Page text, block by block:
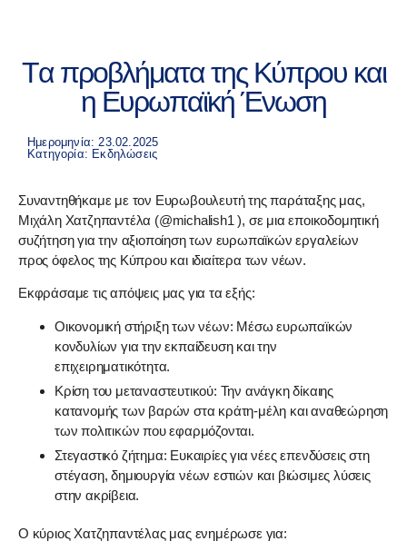
Tα προβλήματα της Κύπρου και
η Ευρωπαϊκή Ένωση
Ημερομηνία: 23.02.2025
Κατηγορία: Εκδηλώσεις
Συναντηθήκαμε με τον Ευρωβουλευτή της παράταξης μας,
Μιχάλη Χατζηπαντέλα (@michalish1 ), σε μια εποικοδομητική
συζήτηση για την αξιοποίηση των ευρωπαϊκών εργαλείων
προς όφελος της Κύπρου και ιδιαίτερα των νέων.
Εκφράσαμε τις απόψεις μας για τα εξής:
Οικονομική στήριξη των νέων: Μέσω ευρωπαϊκών
κονδυλίων για την εκπαίδευση και την
επιχειρηματικότητα.
Κρίση του μεταναστευτικού: Την ανάγκη δίκαιης
κατανομής των βαρών στα κράτη-μέλη και αναθεώρηση
των πολιτικών που εφαρμόζονται.
Στεγαστικό ζήτημα: Ευκαιρίες για νέες επενδύσεις στη
στέγαση, δημιουργία νέων εστιών και βιώσιμες λύσεις
στην ακρίβεια.
Ο κύριος Χατζηπαντέλας μας ενημέρωσε για: